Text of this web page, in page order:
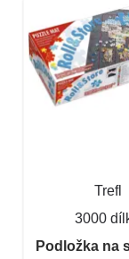
Trefl
3000
Podložka na